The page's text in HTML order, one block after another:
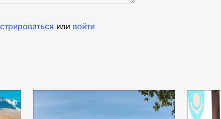
или войти